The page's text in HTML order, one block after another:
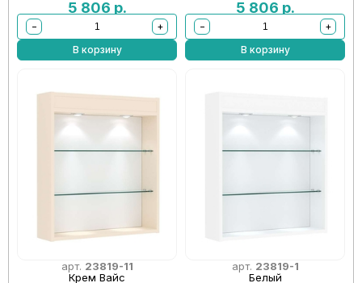
5 806 р.
−
+
В корзину
5 806 р.
−
+
В корзину
арт. 23819-11
Крем Вайс
арт. 23819-1
Белый